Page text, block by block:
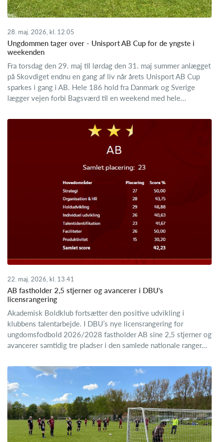
28. maj. 2026, kl. 12.05
Ungdommen tager over - Unisport AB Cup for de yngste i
weekenden
Fra torsdag den 29. maj til lørdag den 31. maj summer anlægget
på Skovdiget endnu en gang af liv når årets Unisport AB Cup
sparkes i gang i AB. Hele 186 hold fra Danmark og Sverige
lægger vejen forbi Bagsværd til en weekend med hele...
22. maj. 2026, kl. 13.41
AB fastholder 2,5 stjerner og avancerer i DBU’s
licensrangering
Akademisk Boldklub fortsætter den positive udvikling i
klubbens talentarbejde. I DBU’s nye licensrangering for
ungdomsfodbold 2026/2028 fastholder AB sine 2,5 stjerner og
avancerer samtidig tre pladser i den samlede nationale ranger...